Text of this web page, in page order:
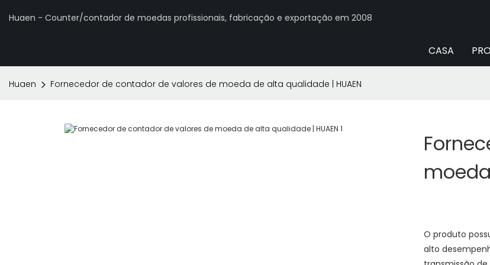
Huaen - Counter/contador de moedas profissionais, fabricação e exportação em 2008
CASA
Huaen Fornecedor de contador de valores de moeda de alta qualidade | HUAEN
O produto
alto